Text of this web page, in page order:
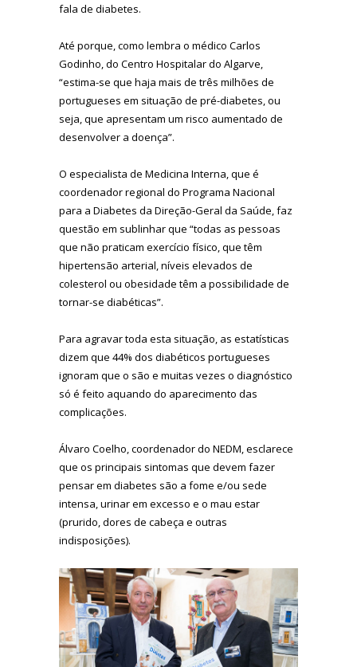
fala de diabetes.
Até porque, como lembra o médico Carlos
Godinho, do Centro Hospitalar do Algarve,
“estima-se que haja mais de três milhões de
portugueses em situação de pré-diabetes, ou
seja, que apresentam um risco aumentado de
desenvolver a doença”.
O especialista de Medicina Interna, que é
coordenador regional do Programa Nacional
para a Diabetes da Direção-Geral da Saúde, faz
questão em sublinhar que “todas as pessoas
que não praticam exercício físico, que têm
hipertensão arterial, níveis elevados de
colesterol ou obesidade têm a possibilidade de
tornar-se diabéticas”.
Para agravar toda esta situação, as estatísticas
dizem que 44% dos diabéticos portugueses
ignoram que o são e muitas vezes o diagnóstico
só é feito aquando do aparecimento das
complicações.
Álvaro Coelho, coordenador do NEDM, esclarece
que os principais sintomas que devem fazer
pensar em diabetes são a fome e/ou sede
intensa, urinar em excesso e o mau estar
(prurido, dores de cabeça e outras
indisposições).